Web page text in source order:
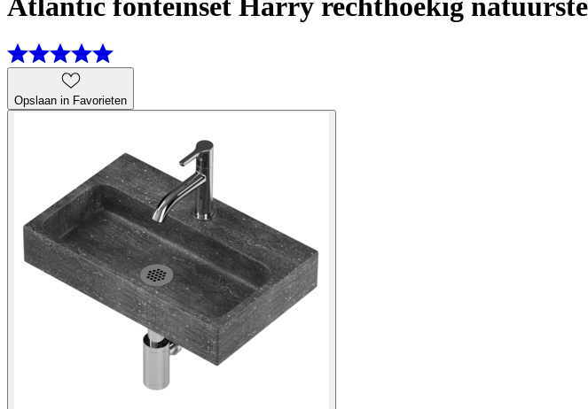
Atlantic fonteinset Harry rechthoekig
Opslaan in Favorieten